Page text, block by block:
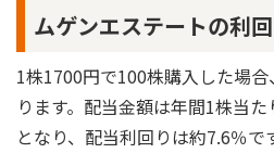
ムゲンエステートの利
1株1700円で100株購入した場
ります。配当金額は年間1株当
となり、配当利回りは約7.6％で